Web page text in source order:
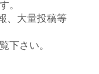
。
、大量投稿等
下さい。